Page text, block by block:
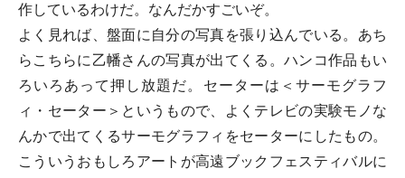
作しているわけだ。なんだかすごいぞ。
よく見れば、盤面に自分の写真を張り込んでいる。あち
らこちらに乙幡さんの写真が出てくる。ハンコ作品もい
ろいろあって押し放題だ。セーターは＜サーモグラフ
ィ・セーター＞というもので、よくテレビの実験モノな
んかで出てくるサーモグラフィをセーターにしたもの。
こういうおもしろアートが高遠ブックフェスティバルに